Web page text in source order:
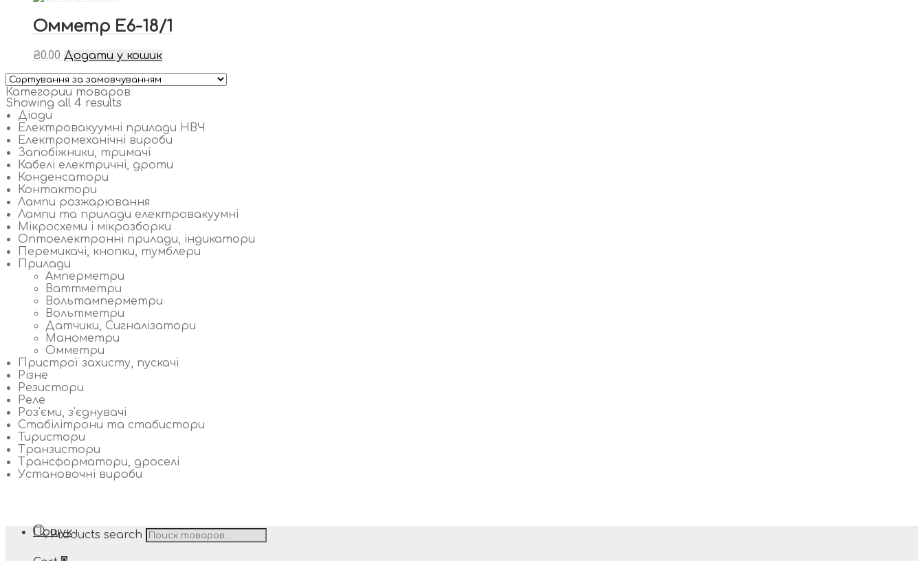
Омметр Е6-18/1
₴0.00 Додати у кошик
Showing all 4 results
Категории товаров
Діоди
Електровакуумні прилади НВЧ
Електромеханічні вироби
Запобіжники, тримачі
Кабелі електричні, дроти
Конденсатори
Контактори
Лампи розжарювання
Лампи та прилади електровакуумні
Мікросхеми і мікрозборки
Оптоелектронні прилади, індикатори
Перемикачі, кнопки, тумблери
Прилади
Амперметри
Ваттметри
Вольтамперметри
Вольтметри
Датчики, Сигналізатори
Манометри
Омметри
Пристрої захисту, пускачі
Різне
Резистори
Реле
Роз'єми, з'єднувачі
Стабілітрони та стабистори
Тиристори
Транзистори
Трансформатори, дроселі
Установочні вироби
Пошук
Products search